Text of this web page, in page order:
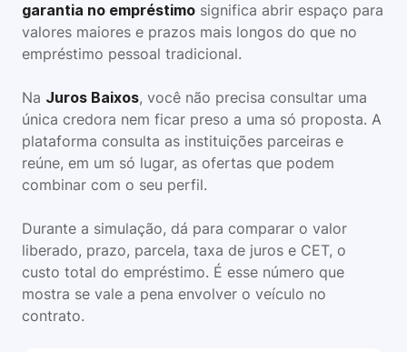
garantia no empréstimo significa abrir espaço para
valores maiores e prazos mais longos do que no
empréstimo pessoal tradicional.
Na Juros Baixos, você não precisa consultar uma
única credora nem ficar preso a uma só proposta. A
plataforma consulta as instituições parceiras e
reúne, em um só lugar, as ofertas que podem
combinar com o seu perfil.
Durante a simulação, dá para comparar o valor
liberado, prazo, parcela, taxa de juros e CET, o
custo total do empréstimo. É esse número que
mostra se vale a pena envolver o veículo no
contrato.